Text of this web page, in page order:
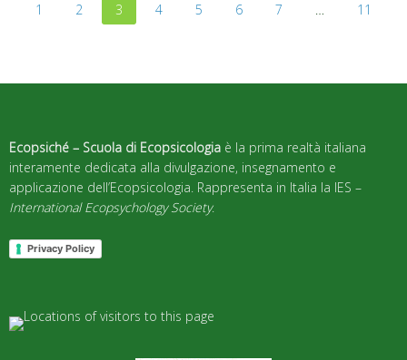
1 2 3 4 5 6 7 … 11
Ecopsiché – Scuola di Ecopsicologia è la prima realtà italiana
interamente dedicata alla divulgazione, insegnamento e
applicazione dell’Ecopsicologia. Rappresenta in Italia la IES –
International Ecopsychology Society.
Privacy Policy